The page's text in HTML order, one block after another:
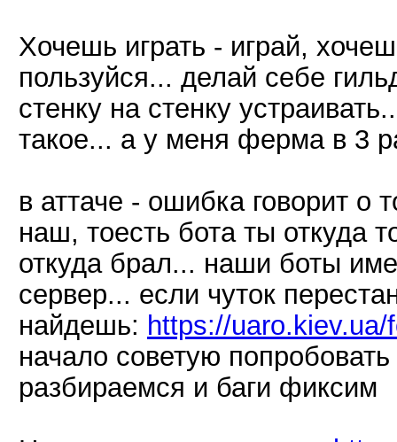
Хочешь играть - играй,
пользуйся... делай себе
стенку на стенку
такое... а у меня ферма в 3
в аттаче - ошибка говорит о
наш, тоесть бота ты откуда
откуда брал... наши боты
сервер... если чуток
найдешь: https://
начало советую
разбираемся и баги фиксим